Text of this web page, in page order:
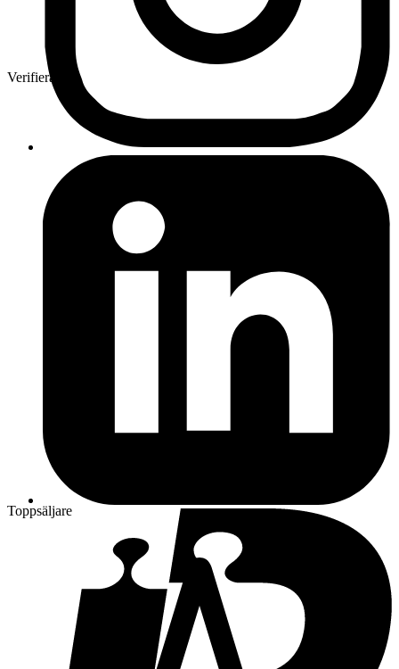
Verifierad
Toppsäljare